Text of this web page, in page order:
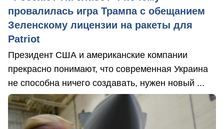
провалилась игра Трампа с обещанием
Зеленскому лицензии на ракеты для
Patriot
Президент США и американские компании
прекрасно понимают, что современная Украина
не способна ничего создавать, нужен новый ...